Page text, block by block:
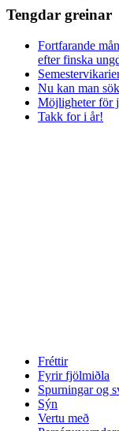
Tengdar greinar
Fortfarande
efter finska
Nu kan man
Möjligheter för
Takk for i år!
Fréttir
Fyrir fjölmiðla
Spurningar og
Sýn
Vertu með